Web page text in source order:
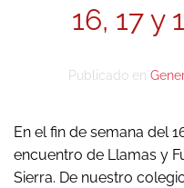
16, 17 y
Publicado en
En el fin de semana del
encuentro de Llamas y
Sierra. De nuestro